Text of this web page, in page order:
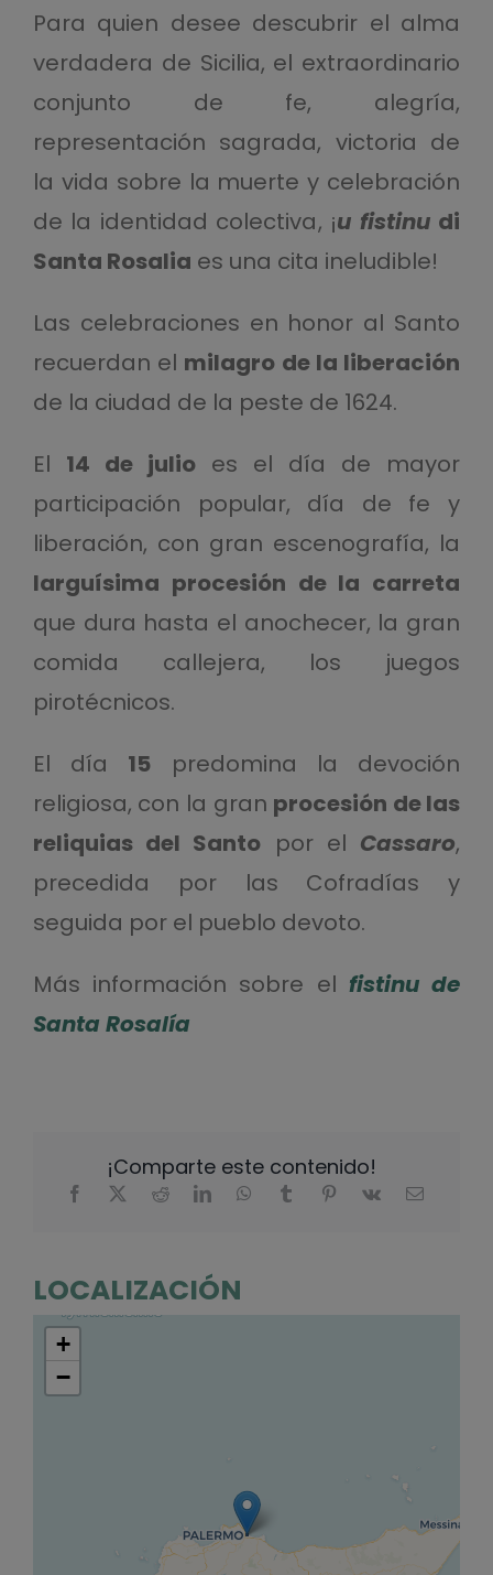
Para quien desee descubrir el alma
verdadera de Sicilia, el extraordinario
conjunto de fe, alegría,
representación sagrada, victoria de
la vida sobre la muerte y celebración
de la identidad colectiva, ¡u fistinu di
Santa Rosalia es una cita ineludible!
Las celebraciones en honor al Santo
recuerdan el milagro de la liberación
de la ciudad de la peste de 1624.
El 14 de julio es el día de mayor
participación popular, día de fe y
liberación, con gran escenografía, la
larguísima procesión de la carreta
que dura hasta el anochecer, la gran
comida callejera, los juegos
pirotécnicos.
El día 15 predomina la devoción
religiosa, con la gran procesión de las
reliquias del Santo por el Cassaro,
precedida por las Cofradías y
seguida por el pueblo devoto.
Más información sobre el fistinu de
Santa Rosalía
¡Comparte este contenido!
LOCALIZACIÓN
+
−